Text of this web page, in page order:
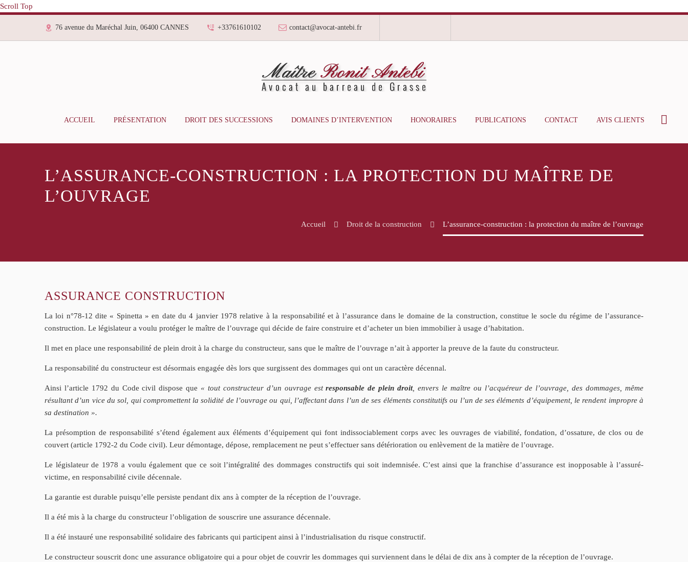
Scroll Top
76 avenue du Maréchal Juin, 06400 CANNES +33761610102 contact@avocat-antebi.fr
ACCUEIL PRÉSENTATION DROIT DES SUCCESSIONS DOMAINES D’INTERVENTION HONORAIRES PUBLICATIONS CONTACT AVIS CLIENTS
L’ASSURANCE-CONSTRUCTION : LA PROTECTION DU MAÎTRE DE
L’OUVRAGE
Accueil Droit de la construction L’assurance-construction : la protection du maître de l’ouvrage
ASSURANCE CONSTRUCTION
La loi n°78-12 dite « Spinetta » en date du 4 janvier 1978 relative à la responsabilité et à l’assurance dans le domaine de la construction, constitue le socle du régime de l’assurance-
construction. Le législateur a voulu protéger le maître de l’ouvrage qui décide de faire construire et d’acheter un bien immobilier à usage d’habitation.
Il met en place une responsabilité de plein droit à la charge du constructeur, sans que le maître de l’ouvrage n’ait à apporter la preuve de la faute du constructeur.
La responsabilité du constructeur est désormais engagée dès lors que surgissent des dommages qui ont un caractère décennal.
Ainsi l’article 1792 du Code civil dispose que « tout constructeur d’un ouvrage estresponsable de plein droit, envers le maître ou l’acquéreur de l’ouvrage, des dommages, même
résultant d’un vice du sol, qui compromettent la solidité de l’ouvrage ou qui, l’affectant dans l’un de ses éléments constitutifs ou l’un de ses éléments d’équipement, le rendent impropre à
sa destination ».
La présomption de responsabilité s’étend également aux éléments d’équipement qui font indissociablement corps avec les ouvrages de viabilité, fondation, d’ossature, de clos ou de
couvert (article 1792-2 du Code civil). Leur démontage, dépose, remplacement ne peut s’effectuer sans détérioration ou enlèvement de la matière de l’ouvrage.
Le législateur de 1978 a voulu également que ce soit l’intégralité des dommages constructifs qui soit indemnisée. C’est ainsi que la franchise d’assurance est inopposable à l’assuré-
victime, en responsabilité civile décennale.
La garantie est durable puisqu’elle persiste pendant dix ans à compter de la réception de l’ouvrage.
Il a été mis à la charge du constructeur l’obligation de souscrire une assurance décennale.
Il a été instauré une responsabilité solidaire des fabricants qui participent ainsi à l’industrialisation du risque constructif.
Le constructeur souscrit donc une assurance obligatoire qui a pour objet de couvrir les dommages qui surviennent dans le délai de dix ans à compter de la réception de l’ouvrage.